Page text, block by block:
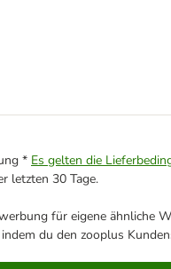
* Es gelten die
letzten 30 Tage.
für eigene ähnliche
du den zooplus